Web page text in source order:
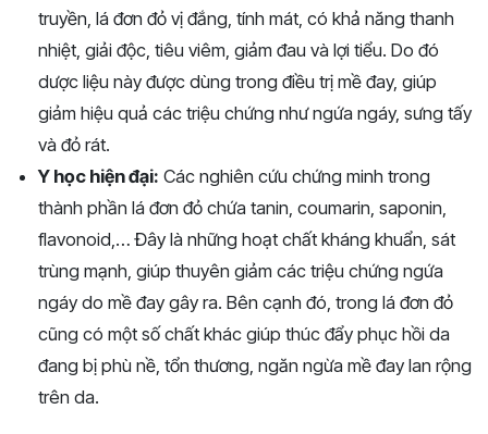
truyền, lá đơn đỏ vị đắng, tính mát, có khả năng thanh
nhiệt, giải độc, tiêu viêm, giảm đau và lợi tiểu. Do đó
dược liệu này được dùng trong điều trị mề đay, giúp
giảm hiệu quả các triệu chứng như ngứa ngáy, sưng tấy
và đỏ rát.
Y học hiện đại: Các nghiên cứu chứng minh trong
thành phần lá đơn đỏ chứa tanin, coumarin, saponin,
flavonoid,… Đây là những hoạt chất kháng khuẩn, sát
trùng mạnh, giúp thuyên giảm các triệu chứng ngứa
ngáy do mề đay gây ra. Bên cạnh đó, trong lá đơn đỏ
cũng có một số chất khác giúp thúc đẩy phục hồi da
đang bị phù nề, tổn thương, ngăn ngừa mề đay lan rộng
trên da.